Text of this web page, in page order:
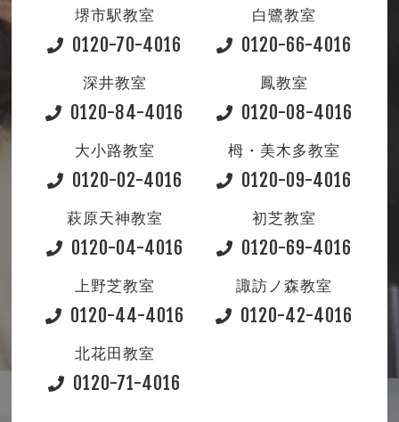
堺市駅教室
0120-70-4016
白鷺教室
0120-66-4016
深井教室
0120-84-4016
鳳教室
0120-08-4016
大小路教室
0120-02-4016
栂・美木多教室
0120-09-4016
萩原天神教室
0120-04-4016
初芝教室
0120-69-4016
上野芝教室
0120-44-4016
諏訪ノ森教室
0120-42-4016
北花田教室
0120-71-4016